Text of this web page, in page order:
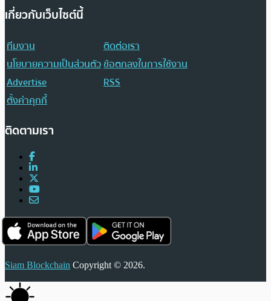
เกี่ยวกับเว็บไซต์นี้
ทีมงาน
ติดต่อเรา
นโยบายความเป็นส่วนตัวข้อตกลงในการใช้งาน
Advertise
RSS
ตั้งค่าคุกกี้
ติดตามเรา
Siam Blockchain Copyright © 2026.